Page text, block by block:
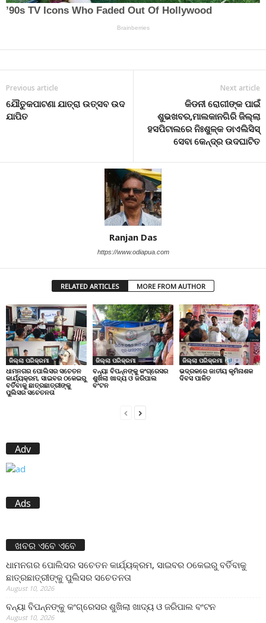
Previous article
ଯୌତୁକପାଟଣା ଯାତ୍ରା ଉତ୍ସବ ଉଦ
ଯାପିତ
Next article
କିଡନୀ ରୋଗୀଙ୍କ ପାଇଁ
ଶୁଭଖବର,ମାଲକାନଗିରି ଜିଲ୍ଲା
ହସପିଟାଲରେ ନିଃଶୁଳ୍କ ଡାଏଲିସିସ୍
ସେବା କେନ୍ଦ୍ର ଉଦଘାଟିତ
Ranjan Das
https://www.odiapua.com
RELATED ARTICLES MORE FROM AUTHOR
ଜିଲ୍ଲା ପରିକ୍ରମା
ଧାମନଗର ପୋଲିସର ସଚେତନ
କାର୍ଯ୍ୟକ୍ରମ, ସାଇବର ଠକେଇରୁ
ବର୍ତିବାକୁ ଛାତ୍ରଛାତ୍ରୀଙ୍କୁ
ପୁଲିସର ସଚେତନତା
ଜିଲ୍ଲା ପରିକ୍ରମା
ବନ୍ୟା ବିପନ୍ନଙ୍କୁ କଂଗ୍ରେସର
ଶୁଖିଲା ଖାଦ୍ୟ ଓ ଜରିପାଲ
ବଂଟନ
ଜିଲ୍ଲା ପରିକ୍ରମା
ଭଦ୍ରକରେ ଜାତୀୟ କୃମିନାଶକ
ଦିବସ ପାଳିତ
Adv
Ads
ଖବର ଏବେ ଏବେ
ଧାମନଗର ପୋଲିସର ସଚେତନ କାର୍ଯ୍ୟକ୍ରମ, ସାଇବର ଠକେଇରୁ ବର୍ତିବାକୁ
ଛାତ୍ରଛାତ୍ରୀଙ୍କୁ ପୁଲିସର ସଚେତନତା
August 10, 2026
ବନ୍ୟା ବିପନ୍ନଙ୍କୁ କଂଗ୍ରେସର ଶୁଖିଲା ଖାଦ୍ୟ ଓ ଜରିପାଲ ବଂଟନ
August 10, 2026